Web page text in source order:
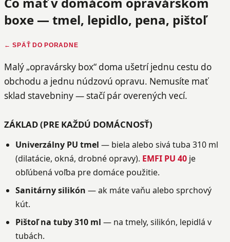
boxe — tmel, lepidlo, pena, pištoľ
← SPÄŤ DO PORADNE
Malý „opravársky box“ doma ušetrí jednu cestu do
obchodu a jednu núdzovú opravu. Nemusíte mať
sklad stavebniny — stačí pár overených vecí.
ZÁKLAD (PRE KAŽDÚ DOMÁCNOSŤ)
Univerzálny PU tmel — biela alebo sivá tuba 310 ml
(dilatácie, okná, drobné opravy). EMFI PU 40 je
obľúbená voľba pre domáce použitie.
Sanitárny silikón — ak máte vaňu alebo sprchový
kút.
Pištoľ na tuby 310 ml — na tmely, silikón, lepidlá v
tubách.